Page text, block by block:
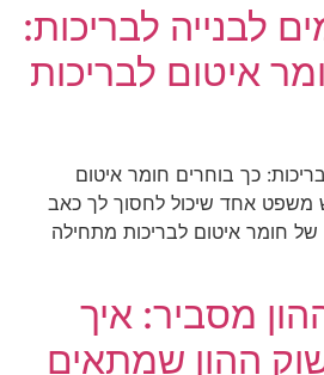
לבנייה לבריכות:
איטום לבריכות
כך בוחרים חומר איטום
משפט אחד שיכול לחסוך לך כאב
חומר איטום לבריכות מתחילה
מסביר: איך
ההון שמתאים